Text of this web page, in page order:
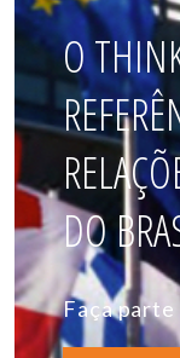
O
DO
Faça